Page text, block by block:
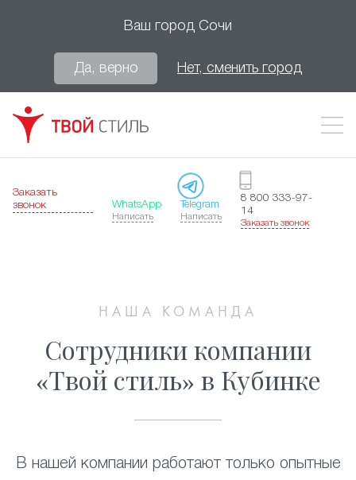
Ваш город Сочи
Да, верно Нет, сменить город
Заказать
звонок
WhatsApp
Написать
Telegram
Написать
8 800 333-97-
14
Заказать звонок
НАША КОМАНДА
Сотрудники компании
«Твой стиль» в Кубинке
В нашей компании работают только опытные